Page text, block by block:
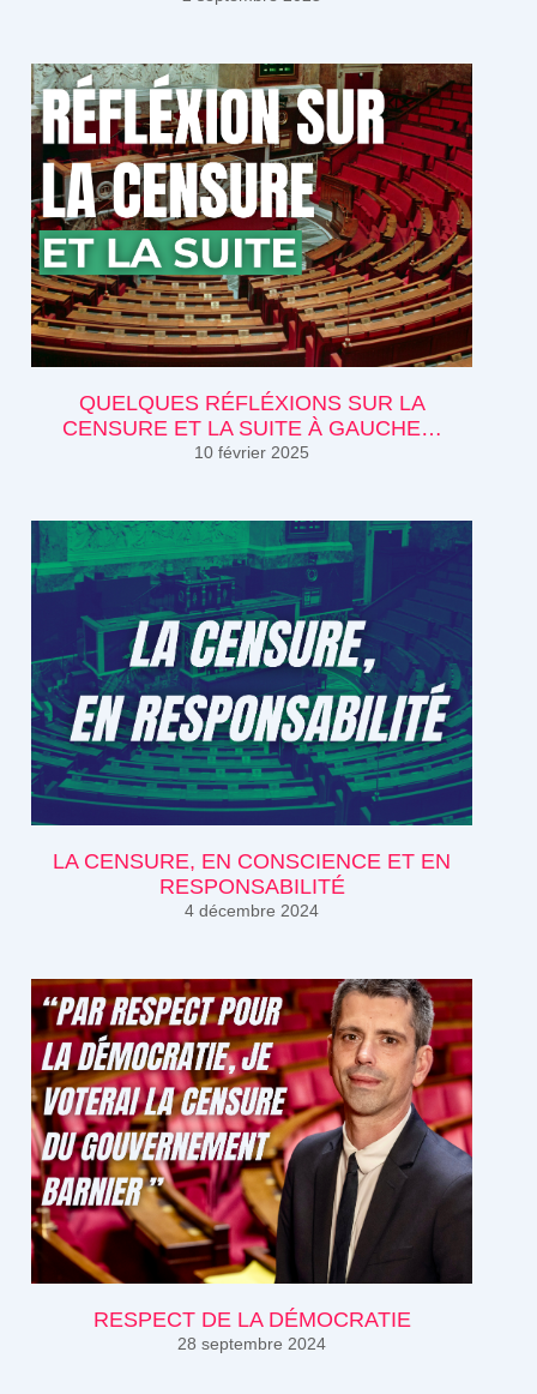
QUELQUES RÉFLÉXIONS SUR LA
CENSURE ET LA SUITE À GAUCHE…
10 février 2025
LA CENSURE, EN CONSCIENCE ET EN
RESPONSABILITÉ
4 décembre 2024
RESPECT DE LA DÉMOCRATIE
28 septembre 2024